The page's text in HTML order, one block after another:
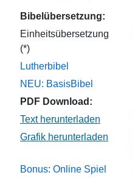
Bibelübersetzung:
Einheitsübersetzung
(*)
Lutherbibel
NEU: BasisBibel
PDF Download:
Bonus: Online Spiel